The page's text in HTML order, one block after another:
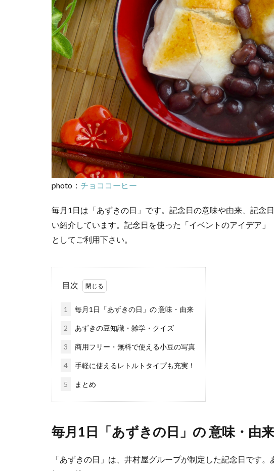
photo： チョココーヒー
毎月1日は「あずきの日」です。記念日の意味や由来、記念
い紹介しています。記念日を使った「イベントのアイデア」
としてご利用下さい。
目次
1 毎月1日「あずきの日」の 意味・由来
2 あずきの豆知識・雑学・クイズ
3 商用フリー・無料で使える小豆の写真
4 手軽に使えるレトルトタイプも充実！
5 まとめ
毎月1日「あずきの日」の 意味・由来
「あずきの日」は、井村屋グループが制定した記念日です